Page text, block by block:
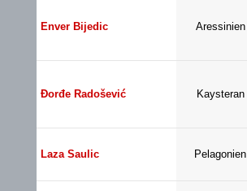
Enver Bijedic Aressinien
Đorđe Radošević Kaysteran
Laza Saulic Pelagonien